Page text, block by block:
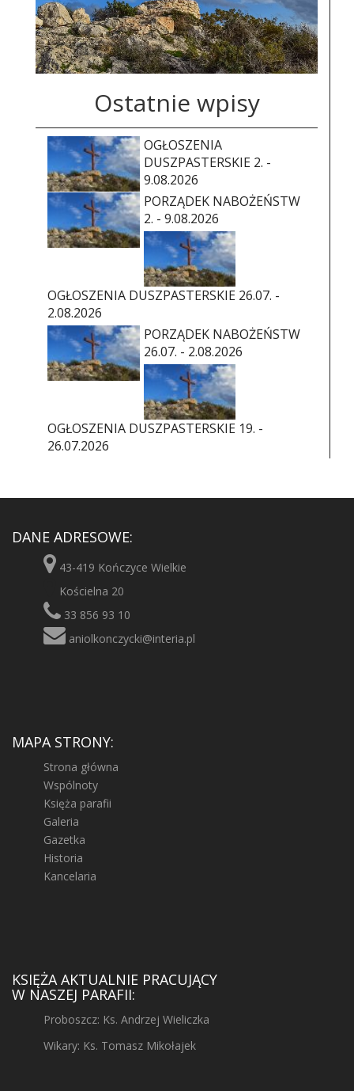
Ostatnie wpisy
OGŁOSZENIA
DUSZPASTERSKIE 2. -
9.08.2026
PORZĄDEK NABOŻEŃSTW
2. - 9.08.2026
OGŁOSZENIA DUSZPASTERSKIE 26.07. -
2.08.2026
PORZĄDEK NABOŻEŃSTW
26.07. - 2.08.2026
OGŁOSZENIA DUSZPASTERSKIE 19. -
26.07.2026
DANE ADRESOWE:
43-419 Kończyce Wielkie
Kościelna 20
33 856 93 10
aniolkonczycki@interia.pl
MAPA STRONY:
Strona główna
Wspólnoty
Księża parafii
Galeria
Gazetka
Historia
Kancelaria
KSIĘŻA AKTUALNIE PRACUJĄCY
W NASZEJ PARAFII:
Proboszcz: Ks. Andrzej Wieliczka
Wikary: Ks. Tomasz Mikołajek